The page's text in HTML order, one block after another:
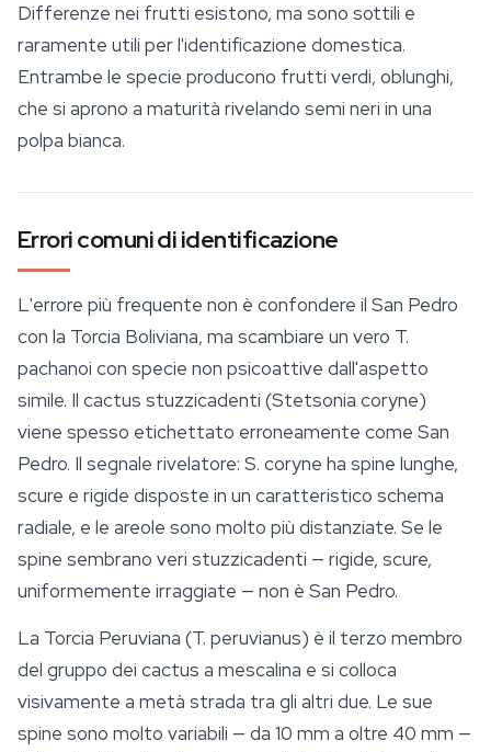
Differenze nei frutti esistono, ma sono sottili e
raramente utili per l'identificazione domestica.
Entrambe le specie producono frutti verdi, oblunghi,
che si aprono a maturità rivelando semi neri in una
polpa bianca.
Errori comuni di identificazione
L'errore più frequente non è confondere il San Pedro
con la Torcia Boliviana, ma scambiare un vero T.
pachanoi con specie non psicoattive dall'aspetto
simile. Il cactus stuzzicadenti (Stetsonia coryne)
viene spesso etichettato erroneamente come San
Pedro. Il segnale rivelatore: S. coryne ha spine lunghe,
scure e rigide disposte in un caratteristico schema
radiale, e le areole sono molto più distanziate. Se le
spine sembrano veri stuzzicadenti — rigide, scure,
uniformemente irraggiate — non è San Pedro.
La Torcia Peruviana (T. peruvianus) è il terzo membro
del gruppo dei cactus a mescalina e si colloca
visivamente a metà strada tra gli altri due. Le sue
spine sono molto variabili — da 10 mm a oltre 40 mm —